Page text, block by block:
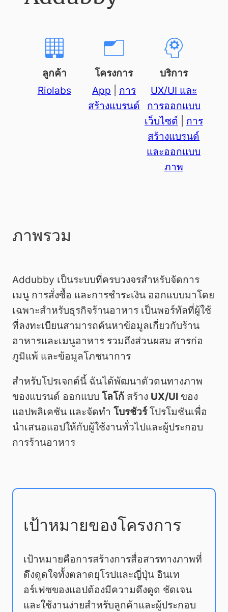
ลูกค้า
Riolabs
โครงการ
App
การ
สร้างแบรนด์
บริการ
UX/UI และ
การออกแบบ
เว็บไซต์
การ
สร้างแบรนด์
และออกแบบ
ภาพ
ภาพรวม
Addubby เป็นระบบที่ครบวงจรสำหรับจัดการ
เมนู การสั่งซื้อ และการชำระเงิน ออกแบบมาโดย
เฉพาะสำหรับธุรกิจร้านอาหาร เป็นพอร์ทัลที่ผู้ใช้
ที่ลงทะเบียนสามารถค้นหาข้อมูลเกี่ยวกับร้าน
อาหารและเมนูอาหาร รวมถึงส่วนผสม สารก่อ
ภูมิแพ้ และข้อมูลโภชนาการ
สำหรับโปรเจกต์นี้ ฉันได้พัฒนาตัวตนทางภาพ
ของแบรนด์ ออกแบบ โลโก้ สร้าง UX/UI ของ
แอปพลิเคชัน และจัดทำ โบรชัวร์โปรโมชันเพื่อ
นำเสนอแอปให้กับผู้ใช้งานทั่วไปและผู้ประกอบ
การร้านอาหาร
เป้าหมายของโครงการ
เป้าหมายคือการสร้างการสื่อสารทางภาพที่
ดึงดูดใจทั้งตลาดยุโรปและญี่ปุ่น อินเท
อร์เฟซของแอปต้องมีความดึงดูด ชัดเจน
และใช้งานง่ายสำหรับลูกค้าและผู้ประกอบ